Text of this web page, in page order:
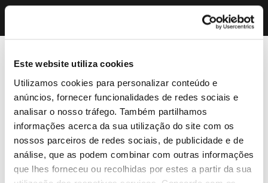
Este website utiliza cookies
Utilizamos cookies para personalizar conteúdo e
anúncios, fornecer funcionalidades de redes sociais e
analisar o nosso tráfego. Também partilhamos
informações acerca da sua utilização do site com os
nossos parceiros de redes sociais, de publicidade e de
análise, que as podem combinar com outras informações
que lhes forneceu ou recolhidas por estes a partir da sua